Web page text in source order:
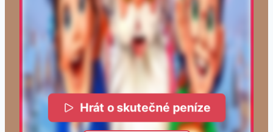
Hrát o skutečné peníze